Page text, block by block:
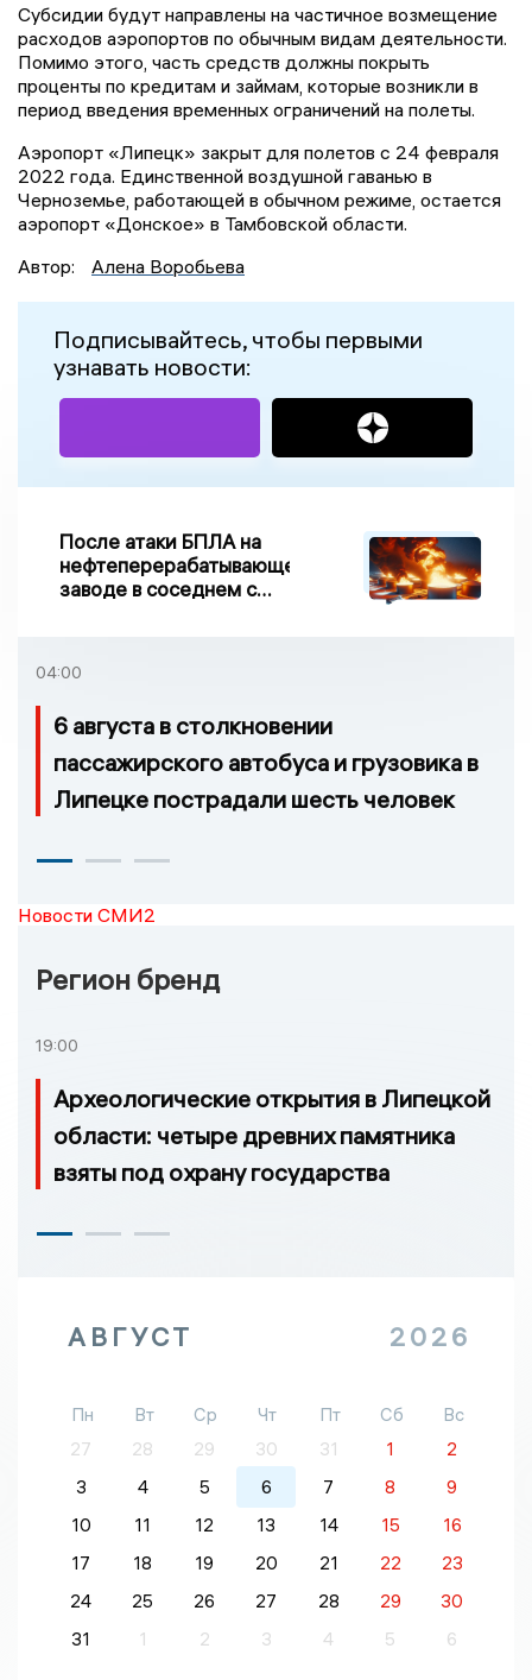
Субсидии будут направлены на частичное возмещение
расходов аэропортов по обычным видам деятельности.
Помимо этого, часть средств должны покрыть
проценты по кредитам и займам, которые возникли в
период введения временных ограничений на полеты.
Аэропорт «Липецк» закрыт для полетов с 24 февраля
2022 года. Единственной воздушной гаванью в
Черноземье, работающей в обычном режиме, остается
аэропорт «Донское» в Тамбовской области.
Автор:
Алена Воробьева
Подписывайтесь, чтобы первыми
узнавать новости:
После атаки БПЛА на
нефтеперерабатывающем
заводе в соседнем с
04:00
6 августа в столкновении
пассажирского автобуса и грузовика в
Липецке пострадали шесть человек
Новости СМИ2
Регион бренд
19:00
Археологические открытия в Липецкой
области: четыре древних памятника
взяты под охрану государства
АВГУСТ 2026
Пн Вт Ср Чт Пт Сб
Вс
27
28 29 30 31 1
2
3
4 5 6 7 8
9
10
11 12 13 14 15
16
17
18 19 20 21 22
23
24
25 26 27 28 29
30
31
1 2 3 4 5 6